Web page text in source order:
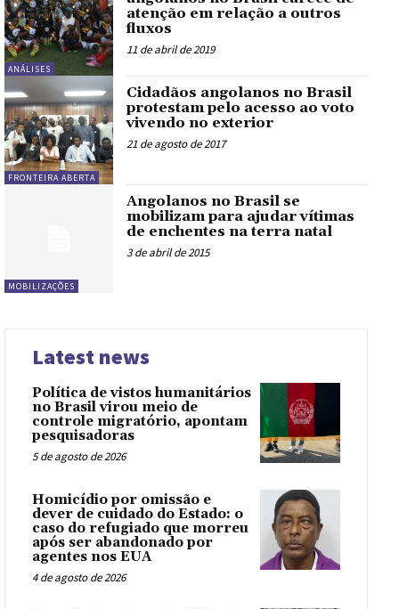
ANÁLISES
atenção em relação a outros
fluxos
11 de abril de 2019
FRONTEIRA ABERTA
Cidadãos angolanos no Brasil
protestam pelo acesso ao voto
vivendo no exterior
21 de agosto de 2017
MOBILIZAÇÕES
Angolanos no Brasil se
mobilizam para ajudar vítimas
de enchentes na terra natal
3 de abril de 2015
Latest news
Política de vistos humanitários
no Brasil virou meio de
controle migratório, apontam
pesquisadoras
5 de agosto de 2026
Homicídio por omissão e
dever de cuidado do Estado: o
caso do refugiado que morreu
após ser abandonado por
agentes nos EUA
4 de agosto de 2026